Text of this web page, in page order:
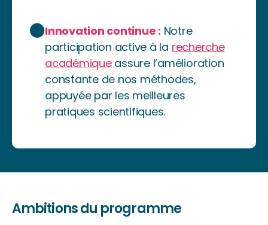
Innovation continue : Notre
participation active à la recherche
académiqueassure l’amélioration
constante de nos méthodes,
appuyée par les meilleures
pratiques scientifiques.
Ambitions du programme